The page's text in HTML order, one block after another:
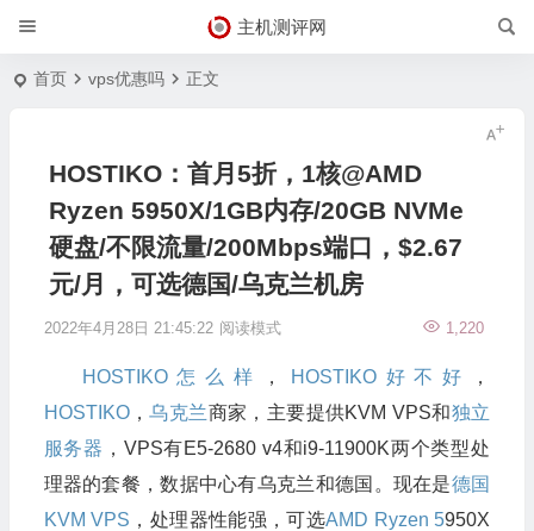
主机测评网
首页 vps优惠吗 正文
HOSTIKO：首月5折，1核@AMD
Ryzen 5950X/1GB内存/20GB NVMe
硬盘/不限流量/200Mbps端口，$2.67
元/月，可选德国/乌克兰机房
2022年4月28日 21:45:22 1,220
阅读模式
HOSTIKO怎么样 ， HOSTIKO好不好
，
HOSTIKO，乌克兰商家，主要提供KVM VPS和独立
服务器 ，VPS有E5-2680 v4和i9-11900K两个类型处
理器的套餐，数据中心有乌克兰和德国。现在是德国
KVM VPS ，处理器性能强，可选AMD Ryzen 5950X